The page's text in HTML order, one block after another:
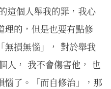
這個人舉我的罪，我心
理的，但是也要有點修
無損無惱」， 對於舉我
人， 我不會傷害他， 也
惱了。「而自修治」，那